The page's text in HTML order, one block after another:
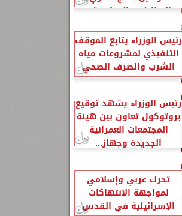
البطاطس المعتمدة...
رئيس الوزراء يتابع الموقف
التنفيذي لمشروعات مياه
الشرب والصرف الصحي
رئيس الوزراء يشهد توقيع
بروتوكول تعاون بين هيئة
المجتمعات العمرانية
الجديدة وجهاز...
تحرك عربي وإسلامي
لمواجهة الانتهاكات
الإسرائيلية في القدس